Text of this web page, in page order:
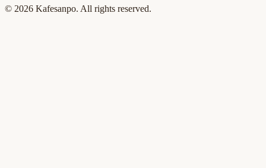
© 2026 Kafesanpo. All rights reserved.